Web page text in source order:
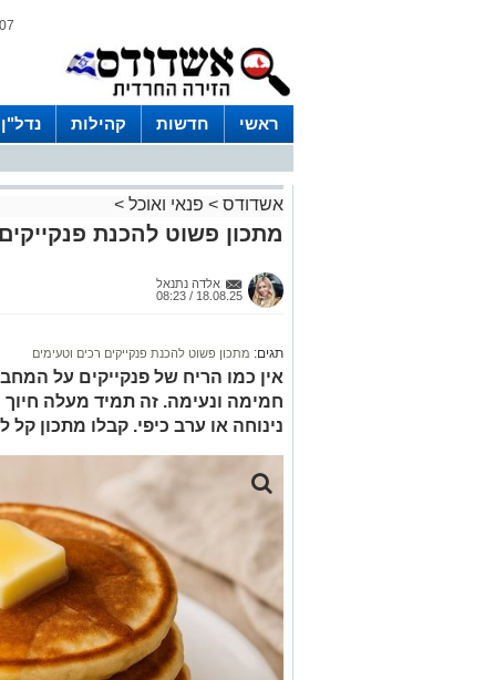
07 אוגוסט 2026 / 04:49
ראשי חדשות קהילות נדל"ן
אשדודס > פנאי ואוכל >
מתכון פשוט להכנת
אלדה נתנאל
18.08.25 / 08:23
תגים: מתכון פשוט להכנת פנקייקים רכים וטעימים
אין כמו הריח של פנקייקים על
חמימה ונעימה. זה תמיד מעלה חיוך
נינוחה או ערב כיפי. קבלו מתכון קל